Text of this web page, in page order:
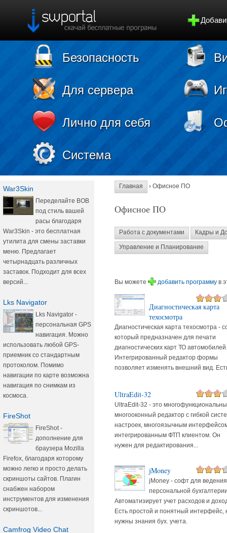
Безопасность
Для сервера
Лично для себя
Система
War3Skin
Переделайте ВОВ
под стиль вашей
расы благодаря
War3Skin - это бесплатная
утилита для смены заставки
меню. Предлагает
четырнадцать различных
заставок. Подходит для всех
версий...
Lks Navigator
Lks Navigator -
персональная GPS
навигация. Можно
использовать любой GPS-
приемник со стандартным
протоколом. Помимо
навигации по карте возможна
навигация по снимкам из
космоса.
FireShot
FireShot -
дополнение для
браузера Mozilla
Firefox, благодаря которому
можно легко и просто делать
скриншоты сайтов. Плагин
снабжен набором
инструментов для изменения
скриншотов...
Camfrog Video Chat
Главная › Офисное ПО
Офисное ПО
Работа с документами Кадры и
Управление и Планирование
Вы можете добавить программу в
Диагностическая карта
техосмотра
Диагностическая карта техосмотра -
который предназначен для печати
диагностических карт ТО автомобилей.
Интегрированный редактор формы
позволяет изменять внешний вид.
UltraEdit-32
UltraEdit-32 - это
многооконный редактор с гибкой
настроек, многоязычным
интегрированным ФТП клиентом. Он
нужен для редактирования...
jMoney
jMoney - софт для ведения
персональной
Автоматизирует учет расходов и
Есть простой и понятный интерфейс,
нужны знания бух. учета.